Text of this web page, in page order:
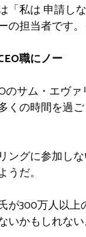
「私は申請し
の担当者です
職にノー
のサム・エヴ
くの時間を過
ングに参加し
だ。
が300万人以
いかもしれない